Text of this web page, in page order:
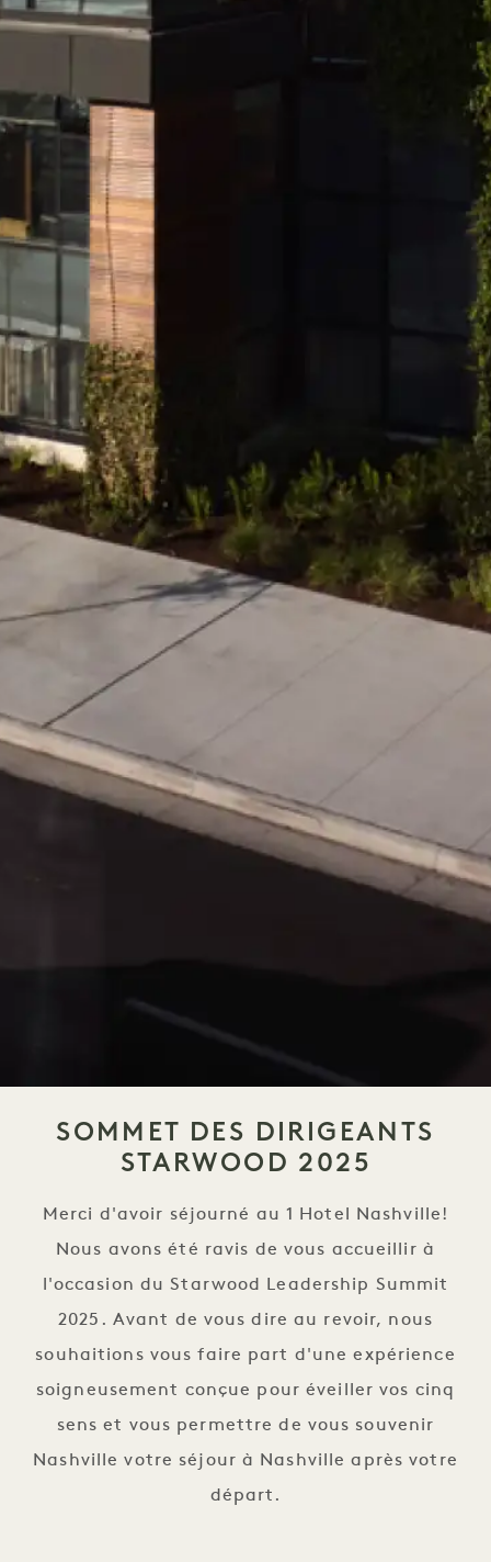
SOMMET DES DIRIGEANTS
STARWOOD 2025
Merci d'avoir séjourné au 1 Hotel Nashville!
Nous avons été ravis de vous accueillir à
l'occasion du Starwood Leadership Summit
2025. Avant de vous dire au revoir, nous
souhaitions vous faire part d'une expérience
soigneusement conçue pour éveiller vos cinq
sens et vous permettre de vous souvenir
Nashville votre séjour à Nashville après votre
départ.